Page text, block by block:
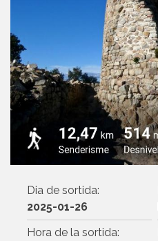
Dia de sortida:
2025-01-26
Hora de la sortida: